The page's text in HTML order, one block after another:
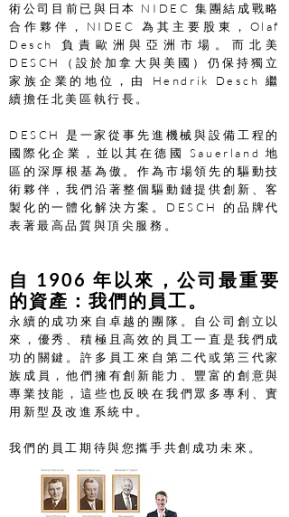
術公司目前已與日本 NIDEC 集團結成戰略
合作夥伴，NIDEC 為其主要股東，Olaf
Desch 負責歐洲與亞洲市場。而北美
DESCH（設於加拿大與美國）仍保持獨立
家族企業的地位，由 Hendrik Desch 繼
續擔任北美區執行長。
DESCH 是一家從事先進機械與設備工程的
國際化企業，並以其在德國 Sauerland 地
區的深厚根基為傲。作為市場領先的驅動技
術夥伴，我們沿著整個驅動鏈提供創新、客
製化的一體化解決方案。DESCH 的品牌代
表著最高品質與頂尖服務。
自 1906 年以來，公司最重要
的資產：我們的員工。
永續的成功來自卓越的團隊。自公司創立以
來，優秀、積極且高效的員工一直是我們成
功的關鍵。許多員工來自第二代或第三代家
族成員，他們擁有創新能力、豐富的創意與
專業技能，這些也反映在我們眾多專利、實
用新型及改進系統中。
我們的員工期待與您攜手共創成功未來。